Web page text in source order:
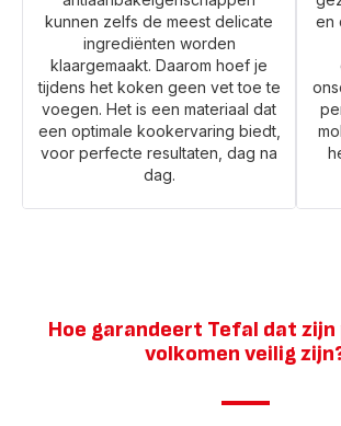
kunnen zelfs de meest delicate
ingrediënten worden
klaargemaakt. Daarom hoef je
tijdens het koken geen vet toe te
voegen. Het is een materiaal dat
een optimale kookervaring biedt,
voor perfecte resultaten, dag na
dag.
en
Hoe garandeert Tefal dat
volkomen veilig